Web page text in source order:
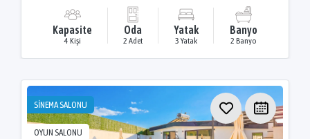
Kapasite
4 Kişi
Oda
2 Adet
Yatak
3 Yatak
Banyo
2 Banyo
SİNEMA SALONU
OYUN SALONU